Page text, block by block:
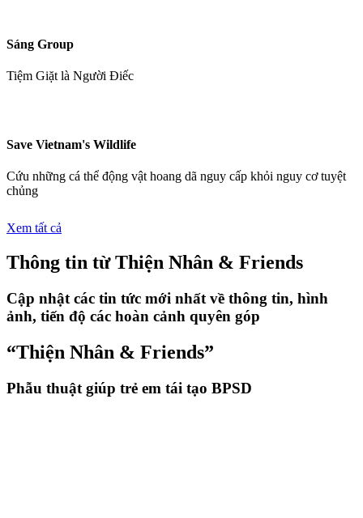
Sáng Group
Tiệm Giặt là Người Điếc
Save Vietnam's Wildlife
Cứu những cá thể động vật hoang dã nguy cấp khỏi nguy cơ tuyệt
chủng
Xem tất cả
Thông tin từ Thiện Nhân & Friends
Cập nhật các tin tức mới nhất về thông tin, hình
ảnh, tiến độ các hoàn cảnh quyên góp
“Thiện Nhân & Friends”
Phẫu thuật giúp trẻ em tái tạo BPSD